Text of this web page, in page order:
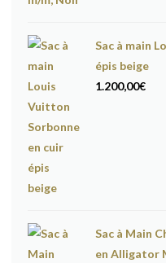
Sac à main
épis beige
1.200,00€
Sac à Main
en Alligator